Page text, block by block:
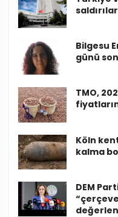
Bilgesu
günü
TMO,
Köln
kalma
DEM